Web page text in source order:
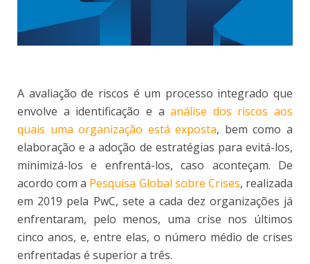
A avaliação de riscos é um processo integrado que
envolve a identificação e aanálise dos riscos aos
quais uma organização está exposta, bem como a
elaboração e a adoção de estratégias para evitá-los,
minimizá-los e enfrentá-los, caso aconteçam. De
acordo com a Pesquisa Global sobre Crises, realizada
em 2019 pela PwC, sete a cada dez organizações já
enfrentaram, pelo menos, uma crise nos últimos
cinco anos, e, entre elas, o número médio de crises
enfrentadas é superior a três.